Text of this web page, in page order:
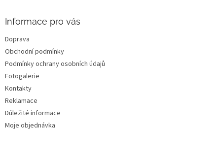
Informace pro vás
Doprava
Obchodní podmínky
Podmínky ochrany osobních údajů
Fotogalerie
Kontakty
Reklamace
Důležité informace
Moje objednávka